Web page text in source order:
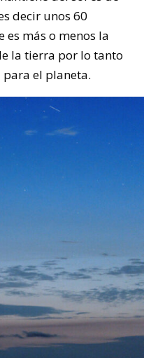
decir unos 60
más o menos la
la tierra por lo tanto
el planeta.